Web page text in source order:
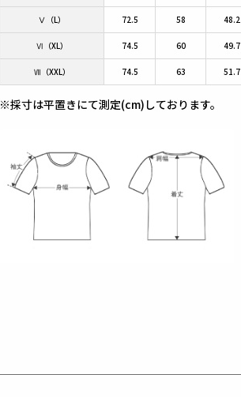
Ⅴ（L） 72.5 58 48.2
Ⅵ（XL） 74.5 60 49.7
Ⅶ（XXL） 74.5 63 51.7
※採寸は平置きにて測定(cm)しております。